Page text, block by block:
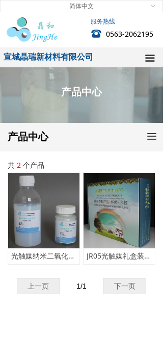
宣城晶瑞新材料有限公司 끀
首页
关于我们
新闻中心
客户服务
联系我们
뀰
服务热线
0563-2062195
ꀅ
简体中文
产品中心
产品中心 끀
共 2 个产品
光触媒纳米二氧化钛粉体 JR05光触媒礼盒装--除甲醛套装
上一页 下一页
1/1